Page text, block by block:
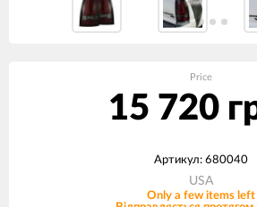
Price
15 720
Артикул: 680040
USA
Only a few items left